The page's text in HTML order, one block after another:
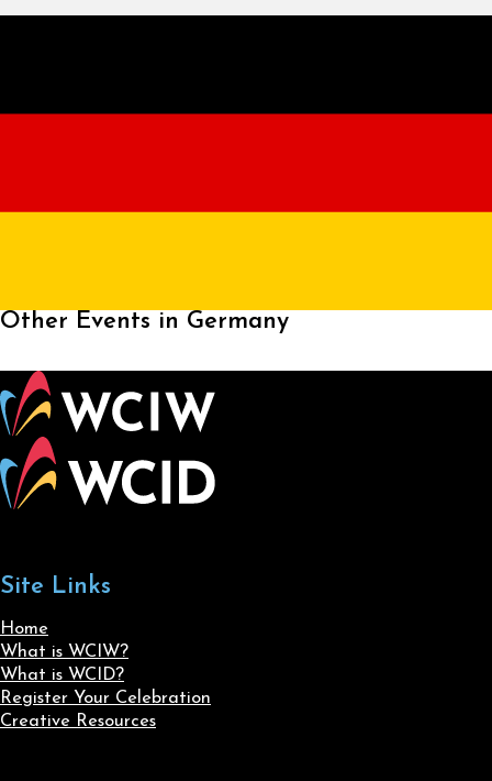
Other Events in Germany
Site Links
Home
What is WCIW?
What is WCID?
Register Your Celebration
Creative Resources